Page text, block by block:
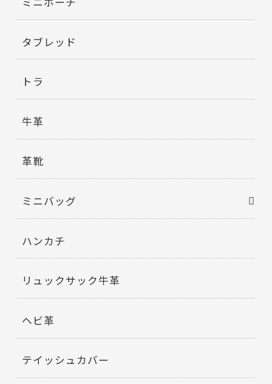
タブレッド
トラ
牛革
革靴
ミニバッグ
ハンカチ
リュックサック牛革
ヘビ革
テイッシュカバー